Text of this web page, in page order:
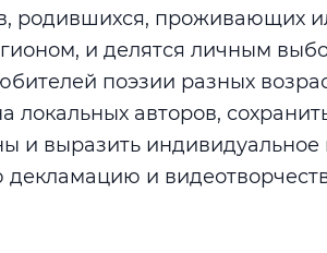
родившихся, проживающих
и делятся личным
поэзии разных
локальных авторов,
и выразить индивидуальное
декламацию и